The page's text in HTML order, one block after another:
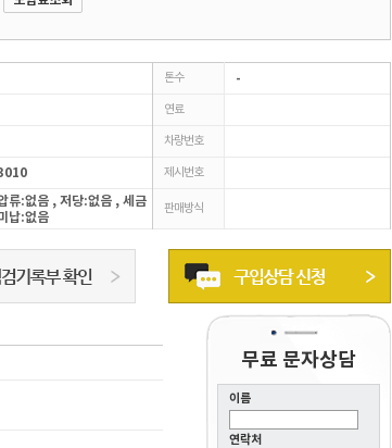
톤수 -
연료
차량번호
제시번호
류:없음 , 저당:없음 , 세금
납:없음
판매방식
무료 문자상담
이름
연락처